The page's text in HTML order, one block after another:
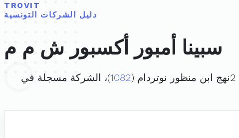
TROVIT
دليل الشركات التونسية
سبينا أمبور أكسبور ش م م
1082)، الشركة مسجلة في